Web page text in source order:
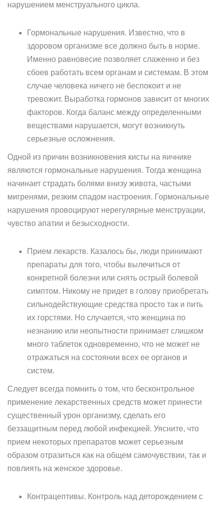
нарушением менструального цикла.
Гормональные нарушения. Известно, что в
здоровом организме все должно быть в норме.
Именно равновесие позволяет слаженно и без
сбоев работать всем органам и системам. В этом
случае человека ничего не беспокоит и не
тревожит. Выработка гормонов зависит от многих
факторов. Когда баланс между определенными
веществами нарушается, могут возникнуть
серьезные осложнения.
Одной из причин возникновения кисты на яичнике
являются гормональные нарушения. Тогда женщина
начинает страдать болями внизу живота, частыми
мигренями, резким спадом настроения. Гормональные
нарушения провоцируют нерегулярные менструации,
чувство апатии и безысходности.
Прием лекарств. Казалось бы, люди принимают
препараты для того, чтобы вылечиться от
конкретной болезни или снять острый болевой
симптом. Никому не придет в голову приобретать
сильнодействующие средства просто так и пить
их горстями. Но случается, что женщина по
незнанию или неопытности принимает слишком
много таблеток одновременно, что не может не
отражаться на состоянии всех ее органов и
систем.
Следует всегда помнить о том, что бесконтрольное
применение лекарственных средств может принести
существенный урон организму, сделать его
беззащитным перед любой инфекцией. Уясните, что
прием некоторых препаратов может серьезным
образом отразиться как на общем самочувствии, так и
повлиять на женское здоровье.
Контрацептивы. Контроль над деторождением с